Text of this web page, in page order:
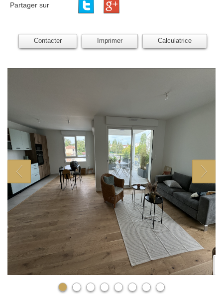
Partager sur
Contacter Imprimer Calculatrice